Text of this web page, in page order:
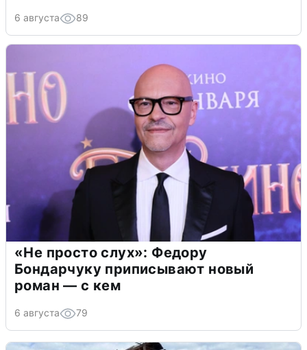
6 августа 89
«Не просто слух»: Федору
Бондарчуку приписывают новый
роман — с кем
6 августа 79